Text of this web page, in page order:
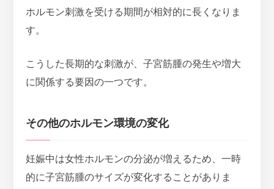
ホルモン刺激を受ける期間が相対的に長くなりま
す。
こうした長期的な刺激が、子宮筋腫の発生や増大
に関係する要因の一つです。
その他のホルモン環境の変化
妊娠中は女性ホルモンの分泌が増えるため、一時
的に子宮筋腫のサイズが変化することがありま